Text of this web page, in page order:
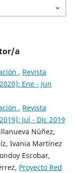
a
, Revista
Ene - Jun
, Revista
Jul - Dic 2019
Núñez,
Ivania Martínez
Escobar,
Proyecto Red